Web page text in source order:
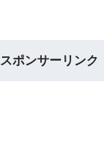
スポンサーリンク